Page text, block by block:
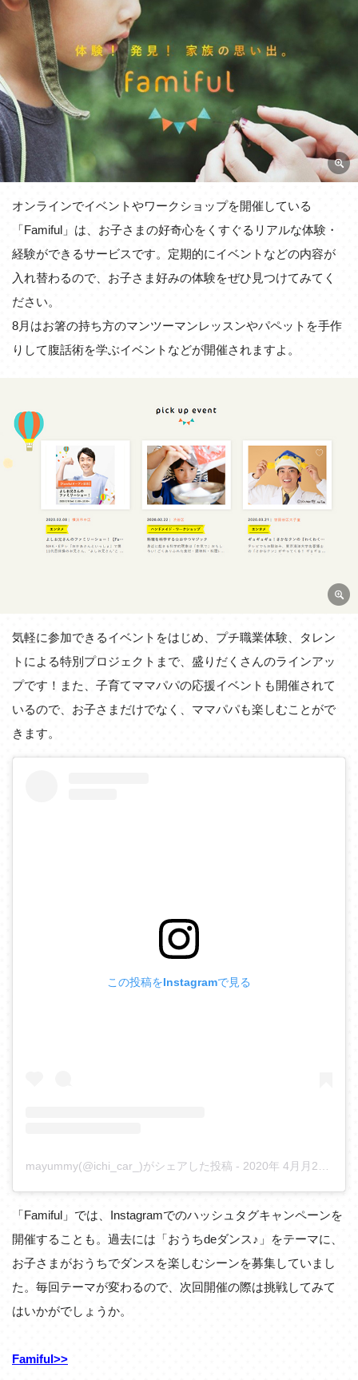
オンラインでイベントやワークショップを開催している
「Famiful」は、お子さまの好奇心をくすぐるリアルな体験・
経験ができるサービスです。定期的にイベントなどの内容が
入れ替わるので、お子さま好みの体験をぜひ見つけてみてく
ださい。
8月はお箸の持ち方のマンツーマンレッスンやパペットを手作
りして腹話術を学ぶイベントなどが開催されますよ。
気軽に参加できるイベントをはじめ、プチ職業体験、タレン
トによる特別プロジェクトまで、盛りだくさんのラインアッ
プです！また、子育てママパパの応援イベントも開催されて
いるので、お子さまだけでなく、ママパパも楽しむことがで
きます。
この投稿をInstagramで見る
mayummy(@ichi_car_)がシェアした投稿 - 2020年 4月月26日午前8時08分PDT
「Famiful」では、Instagramでのハッシュタグキャンペーンを
開催することも。過去には「おうちdeダンス♪」をテーマに、
お子さまがおうちでダンスを楽しむシーンを募集していまし
た。毎回テーマが変わるので、次回開催の際は挑戦してみて
はいかがでしょうか。
Famiful>>